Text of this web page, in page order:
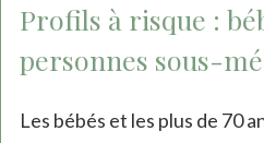
Profils à risque :
personnes sous-
Les bébés et les plus de 70